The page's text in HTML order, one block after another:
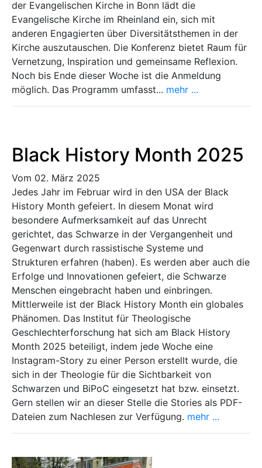
der Evangelischen Kirche in Bonn lädt die
Evangelische Kirche im Rheinland ein, sich mit
anderen Engagierten über Diversitätsthemen in der
Kirche auszutauschen. Die Konferenz bietet Raum für
Vernetzung, Inspiration und gemeinsame Reflexion.
Noch bis Ende dieser Woche ist die Anmeldung
möglich. Das Programm umfasst... mehr ...
Black History Month 2025
Vom 02. März 2025
Jedes Jahr im Februar wird in den USA der Black
History Month gefeiert. In diesem Monat wird
besondere Aufmerksamkeit auf das Unrecht
gerichtet, das Schwarze in der Vergangenheit und
Gegenwart durch rassistische Systeme und
Strukturen erfahren (haben). Es werden aber auch die
Erfolge und Innovationen gefeiert, die Schwarze
Menschen eingebracht haben und einbringen.
Mittlerweile ist der Black History Month ein globales
Phänomen. Das Institut für Theologische
Geschlechterforschung hat sich am Black History
Month 2025 beteiligt, indem jede Woche eine
Instagram-Story zu einer Person erstellt wurde, die
sich in der Theologie für die Sichtbarkeit von
Schwarzen und BiPoC eingesetzt hat bzw. einsetzt.
Gern stellen wir an dieser Stelle die Stories als PDF-
Dateien zum Nachlesen zur Verfügung. mehr ...